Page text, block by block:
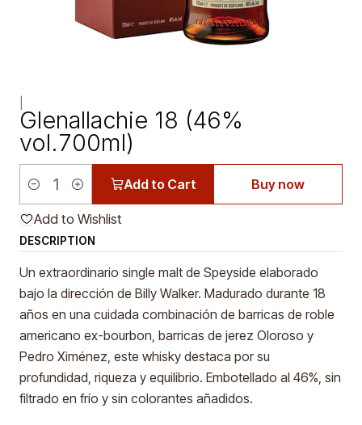
Glenallachie 18 (46%
vol.700ml)
Quantity
Add to Cart Buy now
Add to Wishlist
DESCRIPTION
Un extraordinario single malt de Speyside elaborado
bajo la dirección de Billy Walker. Madurado durante 18
años en una cuidada combinación de barricas de roble
americano ex-bourbon, barricas de jerez Oloroso y
Pedro Ximénez, este whisky destaca por su
profundidad, riqueza y equilibrio. Embotellado al 46%, sin
filtrado en frío y sin colorantes añadidos.